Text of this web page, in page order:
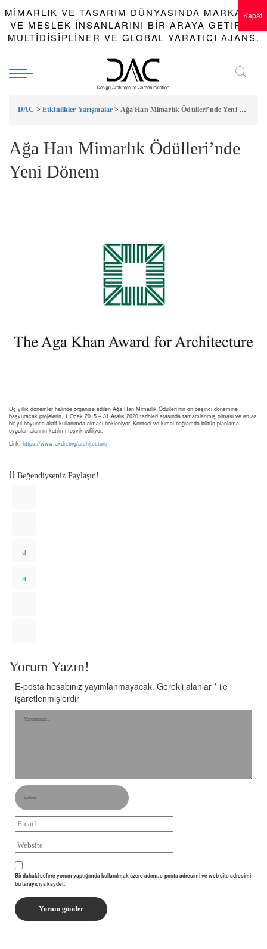
MIMARLIK VE TASARIM DÜNYASINDA MARKALAR
VE MESLEK INSANLARINI BIR ARAYA GETIREN
MULTIDISIPLINER VE GLOBAL YARATICI AJANS.
DAC > Etkinlikler Yarışmalar > Ağa Han Mimarlık Ödülleri’nde Yeni Dönem
Ağa Han Mimarlık Ödülleri’nde
Yeni Dönem
Üç yıllık dönemler halinde organize edilen Ağa Han Mimarlık Ödülleri’nin on beşinci dönemine
başvuracak projelerin, 1 Ocak 2015 – 31 Aralık 2020 tarihleri arasında tamamlanmış olması ve en az
bir yıl boyunca aktif kullanımda olması bekleniyor. Kentsel ve kırsal bağlamda bütün planlama
uygulamalarının katılımı teşvik ediliyor.
Link: https://www.akdn.org/architecture
0 Beğendiyseniz Paylaşın!
Yorum Yazın!
E-posta hesabınız yayımlanmayacak. Gerekli alanlar * ile
işaretlenmişlerdir
Bir dahaki sefere yorum yaptığımda kullanılmak üzere adımı, e-posta adresimi ve web site adresimi
bu tarayıcıya kaydet.
Kapat